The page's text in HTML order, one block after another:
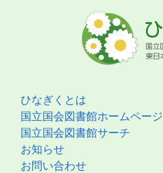
ひなぎくとは
国立国会図書館ホームページ
国立国会図書館サーチ
お知らせ
お問い合わせ